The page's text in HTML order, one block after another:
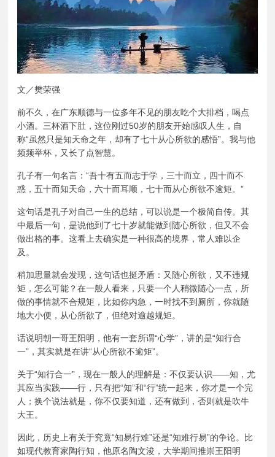
文／樊荣强
前不久，在广东顺德与一位多年不见的朋友吃个大排档，喝点
小酒。三杯酒下肚，这位刚过50岁的朋友开始感叹人生，自
称“虽然只是知天命之年，却有了七十从心所欲的感悟”。我与他
频频举杯，又长了点智慧。
孔子有一句名言：“吾十有五而志于学，三十而立，四十而不
惑，五十而知天命，六十而耳顺，七十而从心所欲不逾矩。”
这句话是孔子对自己一生的总结，可以说是一个极简自传。其
中最后一句，是说他到了七十岁就能做到随心所欲，但又不会
做出格的事。这看上去确实是一种很高的境界，常人难以企
及。
稍加思量就会发现，这句话也挺矛盾：又随心所欲，又不违规
矩，怎么可能？在一般人看来，只要一个人稍微随心一点，所
做的事情就不合规矩，比如你内急，一时找不到厕所，你就随
地大小便，从心所欲了，但绝对逾越规矩。
话说明朝一哥王阳明，他有一套所谓“心学”，讲的是“知行合
一”，其实就是在讲“从心所欲不逾矩”。
关于“知行合一”，现在一般人的理解是：不仅要认识——知，尤
其应当实践——行，只有把“知”和“行”统一起来，你才是一个完
人；换个说法就是，你不仅要知道，还有做到，否则就是吹牛
大王。
因此，历史上有关于究竟“知易行难”还是“知难行易”的争论。比
如现代教育家陶行知，他原名陶文浚，大学期间推崇王阳明